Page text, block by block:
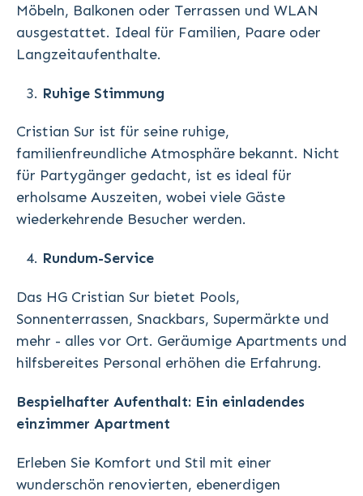
Möbeln, Balkonen oder Terrassen und WLAN
ausgestattet. Ideal für Familien, Paare oder
Langzeitaufenthalte.
Ruhige Stimmung
Cristian Sur ist für seine ruhige,
familienfreundliche Atmosphäre bekannt. Nicht
für Partygänger gedacht, ist es ideal für
erholsame Auszeiten, wobei viele Gäste
wiederkehrende Besucher werden.
Rundum-Service
Das HG Cristian Sur bietet Pools,
Sonnenterrassen, Snackbars, Supermärkte und
mehr - alles vor Ort. Geräumige Apartments und
hilfsbereites Personal erhöhen die Erfahrung.
Bespielhafter Aufenthalt: Ein einladendes
einzimmer Apartment
Erleben Sie Komfort und Stil mit einer
wunderschön renovierten, ebenerdigen